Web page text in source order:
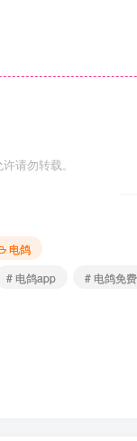
请勿转载。
电鸽
# 电鸽app # 电鸽免费